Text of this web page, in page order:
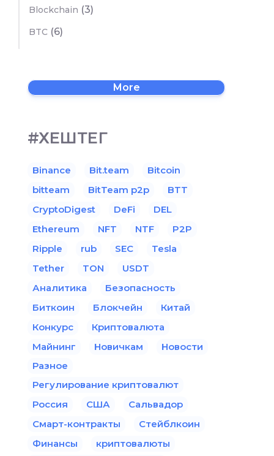
Blockchain (3)
BTC (6)
More
#ХЕШТЕГ
Binance Bit.team
Bitcoin
bitteam
BitTeam p2p
BTT
CryptoDigest
DeFi
DEL
Ethereum
NFT NTF
P2P
Ripple
rub SEC
Tesla
Tether
TON
USDT
Аналитика
Безопасность
Биткоин
Блокчейн
Китай
Конкурс
Криптовалюта
Майнинг
Новичкам
Новости
Разное
Регулирование криптовалют
Россия
США
Сальвадор
Смарт-контракты
Стейблкоин
Финансы
криптовалюты